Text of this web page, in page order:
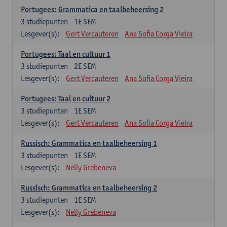
Portugees: Grammatica en taalbeheersing 2
1E SEM
3 studiepunten
Lesgever(s):
Gert Vercauteren Ana Sofia Corga Vieira
Portugees: Taal en cultuur 1
2E SEM
3 studiepunten
Lesgever(s):
Gert Vercauteren Ana Sofia Corga Vieira
Portugees: Taal en cultuur 2
1E SEM
3 studiepunten
Lesgever(s):
Gert Vercauteren Ana Sofia Corga Vieira
Russisch: Grammatica en taalbeheersing 1
1E SEM
3 studiepunten
Lesgever(s):
Nelly Grebeneva
Russisch: Grammatica en taalbeheersing 2
1E SEM
3 studiepunten
Lesgever(s):
Nelly Grebeneva